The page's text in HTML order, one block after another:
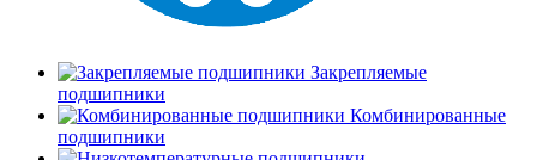
Закрепляемые
подшипники
Комбинированные
подшипники